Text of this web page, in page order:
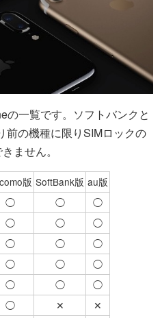
の一覧です。ソフトバンクと
前の機種に限りSIMロックの
ません。
版 SoftBank版 au版
◯ ◯
◯
◯ ◯
◯
◯ ◯
◯
◯ ◯
◯
◯ ◯
◯
◯ ✕
✕